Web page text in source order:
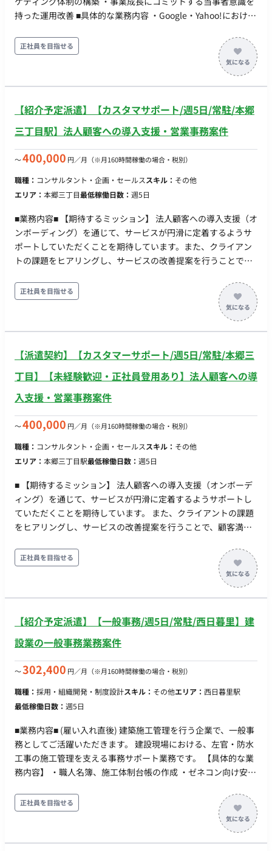
ブル対応時などにおいて、36協定における特別条項あり。 ■賃
金形態：月給制 ■月額：25万5,000円～35万5,000円 （内訳：基
本給190,000円〜250,000円＋物価手当15,000円＋固定残業代
50,000円〜90,000円） ※時間外手当は、時間外労働の有無にか
かわらず、固定残業代（営業手当）として支給し、30時間を超
える時間外労働分は追加で支給されます。 ※試用期間3か月経
利実績に応じる）。 昇給： あり（1月あたり4,000円〜15,000
※前年度実績） 加入保険： 社会保険完備（雇用・労災・健康・
厚生年金） 受動喫煙対策： あり（屋内禁煙） 福利厚生・待
遇： ・通勤手当（実費支給・上限月額150,000円） ・扶養手当
（配偶者10,000円、子1人につき3,000円） ・休日出勤手当
（4,500円） ・精勤手当（0〜6,000円） ・退職金制度（勤続5
（上限65歳まで） ・社用携帯電話貸与、営業車有り ・遠方の場
合、社宅相談可 ・研修、マニュアル完備
持った運用改善 ■具体的な業務内容 ・Google・Yahoo!における
SNS広告の管理 ・各種広告数値の分析および改善施策の立案 ・
生成AIを活用したレポーティング業務の効率化
正社員を目指せる
【紹介予定派遣】【カスタマサポート/週5日/常駐/本郷
三丁目駅】法人顧客への導入支援・営業事務案件
〜400,000 円／月 （※月160時間稼働の場合・税別）
職種： コンサルタント・企画・セールススキル： その他
エリア： 本郷三丁目最低稼働日数： 週5日
■業務内容■ 【期待するミッション】 法人顧客への導入支援（オ
ンボーディング）を通じて、サービスが円滑に定着するようサ
ポートしていただくことを期待しています。また、クライアン
トの課題をヒアリングし、サービスの改善提案を行うことで、
務内容・担当工程】 法人顧客への導入オンボーディング、およ
びプロジェクトの進捗管理業務。 【運用支援・データ管理】 ク
ライアントごとの運用ルール策定や、インポート用のデータ作
成・支援業務。 【活用促進・企画】 サービスをより活用いただ
けの説明会（オンライン・オフライン）の実施。 【モニタリン
グ・改善提案】 稼働状況のモニタリングを行い、課題解決に向
契約期間：2か月程度は派遣契約、以後正社員登用予定 試用期
間：紹介予定派遣のためなし 休日・休暇：完全週休2日制 年
間122日 その他（夏季、年末年始、慶弔、特別休暇） リモート
ワーク：無 ※お子様の送り迎えなどご事情に合わせて所属長の
判断により時短勤務やテレワーク、在宅勤務も可能です 転籍・
める場所 稼動時間：9:00-18:00 時間外労働：有 ■賃金形態：月
給制(派遣期間時は時給制) ■派遣期間時時給：1,500～2,000円
程度 ■月額：23万円～40万円 ■年収：300万円～​​​​​​​​500万円(年俸
制) ※キャリア・スキル・希望を考慮の上決定 昇給：成果に応
策：あり 福利厚生・待遇： ・通勤手当（上限25,000円/月ま
で） ・給料週払い制 ・前払い利用可 ・フィットネスクラブ優
待あり ・時短勤務制度あり ・副業可 ・服装私服OK ・新入社員
研修あり ・資格補助あり ・水素水飲み放題 ・PC貸与有
正社員を目指せる
【派遣契約】【カスタマーサポート/週5日/常駐/本郷三
丁目】【未経験歓迎・正社員登用あり】法人顧客への導
入支援・営業事務案件
〜400,000 円／月 （※月160時間稼働の場合・税別）
職種： コンサルタント・企画・セールススキル： その他
エリア： 本郷三丁目駅最低稼働日数： 週5日
■ 【期待するミッション】 法人顧客への導入支援（オンボーデ
ィング）を通じて、サービスが円滑に定着するようサポートし
ていただくことを期待しています。 また、クライアントの課題
をヒアリングし、サービスの改善提案を行うことで、顧客満足
法人顧客への導入オンボーディング、およびプロジェクトの進
捗管理業務。 【運用支援・データ管理】 クライアントごとの運
用ルール策定や、インポート用のデータ作成・支援業務。 【活
用促進・企画】 サービスをより活用いただくためのキャンペー
イン・オフライン）の実施。 【モニタリング・改善提案】 稼働
状況のモニタリングを行い、課題解決に向けたヒアリングや改
【働き方】 ・契約形態：派遣契約 （週20時間以上のため、社会
働時間：9:00〜18:00（休憩 13:00〜14:00） ・働き方：常駐 ・
交通費：支給（上限月25,000円） ・時給：1,500～2,500円 ※
間後、正社員登用予定） ・募集人数：2名 ・その他 月末締め、
25日支払い ■この案件のおすすめポイント！ ・【正社員登用が
前提】2ヶ月後には正社員へ！ まずは派遣で仕事との相性を確
かめ、2ヶ月後には正社員として長期的に活躍できます。安定し
たキャリアを築きたい方に最適です。 ・【未経験からSaaS業界
へ】専門知識は不問！ IT・SaaS業界に興味があれば、実務経験
は問いません。基本的なPC操作ができれば、最先端のシステム
に関わるスキルを身につけられます。 ・【伴走のやりがい】導
正社員を目指せる
【紹介予定派遣】【一般事務/週5日/常駐/西日暮里】建
設業の一般事務業務案件
〜302,400 円／月 （※月160時間稼働の場合・税別）
職種： 採用・組織開発・制度設計スキル： その他エリア： 西日暮里駅
最低稼働日数： 週5日
■業務内容■ (雇い入れ直後) 建築施工管理を行う企業で、一般事
務としてご活躍いただきます。 建設現場における、左官・防水
工事の施工管理を支える事務サポート業務です。 【具体的な業
務内容】 ・職人名簿、施工体制台帳の作成 ・ゼネコン向け安全
システムの操作 ・請求書の処理、帳票のまとめ ・インターネッ
トバンキングを利用した支払い業務 【チーム体制】 事務スタッ
フ：1名 少数精鋭の環境のため、ご自身の裁量を持って主体的
に業務を進めていただける環境です。 【募集背景】 正社員の退
正社員を目指せる